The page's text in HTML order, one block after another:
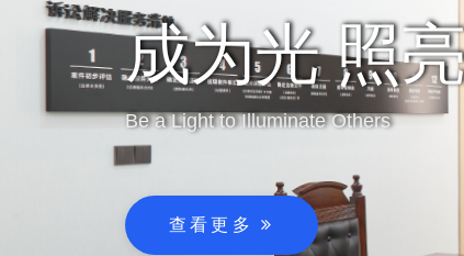
Be a Light to Illuminate Others
构筑幸福
活